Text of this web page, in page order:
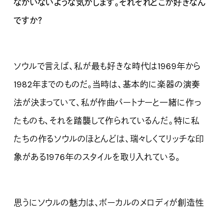
なかいないような気がします。それぞれどこが好きなん
ですか？
ソウルで言えば、私が最も好きな時代は1969年から
1982年までのものだ。当時は、基本的に楽器の演奏
法が決まっていて、私が作曲パートナーと一緒に作っ
たものも、それを踏襲して作られているんだ。特に私
たちの作るソウルのほとんどは、瑞々しくてリッチな印
象がある1976年のスタイルを取り入れている。
思うにソウルの魅力は、ボーカルのメロディが創造性